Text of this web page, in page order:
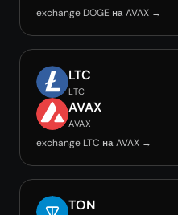
exchange DOGE на AVAX →
LTC
LTC
AVAX
AVAX
exchange LTC на AVAX →
TON